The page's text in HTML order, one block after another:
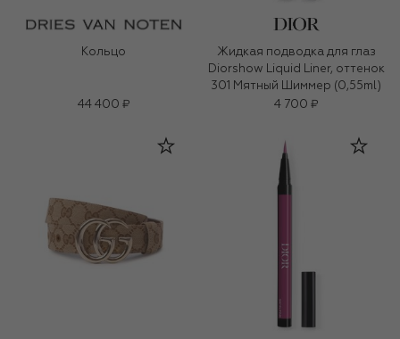
Кольцо
44 400 ₽
Жидкая подводка для глаз
Diorshow Liquid Liner, оттенок
301 Мятный Шиммер (0,55ml)
4 700 ₽